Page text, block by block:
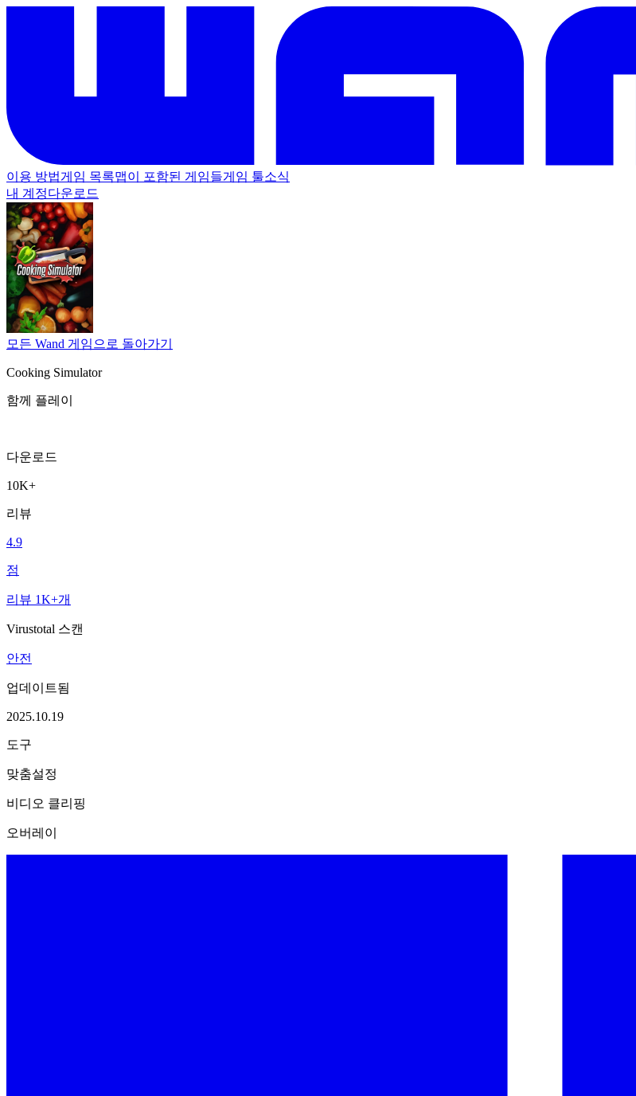
이용 방법게임 목록맵이 포함된 게임들게임 툴소식
내 계정다운로드
모든 Wand 게임으로 돌아가기
Cooking Simulator
함께 플레이
다운로드
10K+
리뷰
4.9
점
리뷰 1K+개
Virustotal 스캔
안전
업데이트됨
2025.10.19
도구
맞춤설정
비디오 클리핑
오버레이